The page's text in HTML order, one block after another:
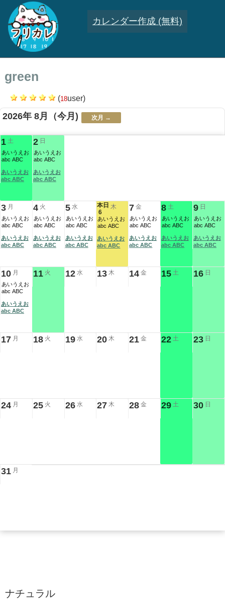
カレンダー作成 (無料)
green
(18user)
2026年 8月 （今月)
次月 →
1 土
あいうえお
abc ABC
あいうえお
abc ABC
2 日
あいうえお
abc ABC
あいうえお
abc ABC
3 月
あいうえお
abc ABC
あいうえお
abc ABC
4 火
あいうえお
abc ABC
あいうえお
abc ABC
5 水
あいうえお
abc ABC
あいうえお
abc ABC
本日
6
木
あいうえお
abc ABC
あいうえお
abc ABC
7 金
あいうえお
abc ABC
あいうえお
abc ABC
8 土
あいうえお
abc ABC
あいうえお
abc ABC
9 日
あいうえお
abc ABC
あいうえお
abc ABC
10 月
あいうえお
abc ABC
あいうえお
abc ABC
11 火 12 水 13 木 14 金 15 土 16 日
17 月 18 火 19 水 20 木 21 金 22 土 23 日
24 月 25 火 26 水 27 木 28 金 29 土 30 日
31 月
ナチュラル